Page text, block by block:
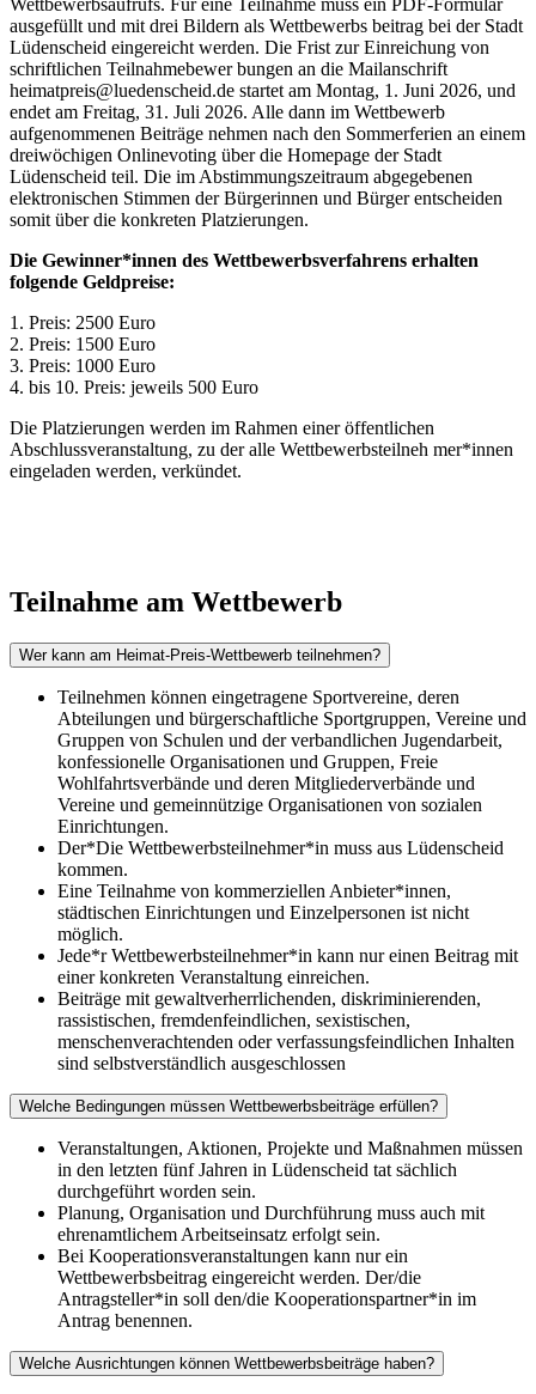
ausgefüllt und mit drei Bildern als Wettbewerbs beitrag bei der Stadt
Lüdenscheid eingereicht werden. Die Frist zur Einreichung von
schriftlichen Teilnahmebewer bungen an die Mailanschrift
heimatpreis@luedenscheid.de startet am Montag, 1. Juni 2026, und
endet am Freitag, 31. Juli 2026. Alle dann im Wettbewerb
aufgenommenen Beiträge nehmen nach den Sommerferien an einem
dreiwöchigen Onlinevoting über die Homepage der Stadt
Lüdenscheid teil. Die im Abstimmungszeitraum abgegebenen
elektronischen Stimmen der Bürgerinnen und Bürger entscheiden
somit über die konkreten Platzierungen.
Die Gewinner*innen des Wettbewerbsverfahrens erhalten
folgende Geldpreise:
1. Preis: 2500 Euro
2. Preis: 1500 Euro
3. Preis: 1000 Euro
4. bis 10. Preis: jeweils 500 Euro
Die Platzierungen werden im Rahmen einer öffentlichen
Abschlussveranstaltung, zu der alle Wettbewerbsteilneh mer*innen
eingeladen werden, verkündet.
Teilnahme am Wettbewerb
Wer kann am Heimat-Preis-Wettbewerb teilnehmen?
Teilnehmen können eingetragene Sportvereine, deren
Abteilungen und bürgerschaftliche Sportgruppen, Vereine und
Gruppen von Schulen und der verbandlichen Jugendarbeit,
konfessionelle Organisationen und Gruppen, Freie
Wohlfahrtsverbände und deren Mitgliederverbände und
Vereine und gemeinnützige Organisationen von sozialen
Einrichtungen.
Der*Die Wettbewerbsteilnehmer*in muss aus Lüdenscheid
kommen.
Eine Teilnahme von kommerziellen Anbieter*innen,
städtischen Einrichtungen und Einzelpersonen ist nicht
möglich.
Jede*r Wettbewerbsteilnehmer*in kann nur einen Beitrag mit
einer konkreten Veranstaltung einreichen.
Beiträge mit gewaltverherrlichenden, diskriminierenden,
rassistischen, fremdenfeindlichen, sexistischen,
menschenverachtenden oder verfassungsfeindlichen Inhalten
sind selbstverständlich ausgeschlossen
Welche Bedingungen müssen Wettbewerbsbeiträge erfüllen?
Veranstaltungen, Aktionen, Projekte und Maßnahmen müssen
in den letzten fünf Jahren in Lüdenscheid tat sächlich
durchgeführt worden sein.
Planung, Organisation und Durchführung muss auch mit
ehrenamtlichem Arbeitseinsatz erfolgt sein.
Bei Kooperationsveranstaltungen kann nur ein
Wettbewerbsbeitrag eingereicht werden. Der/die
Antragsteller*in soll den/die Kooperationspartner*in im
Antrag benennen.
Welche Ausrichtungen können Wettbewerbsbeiträge haben?